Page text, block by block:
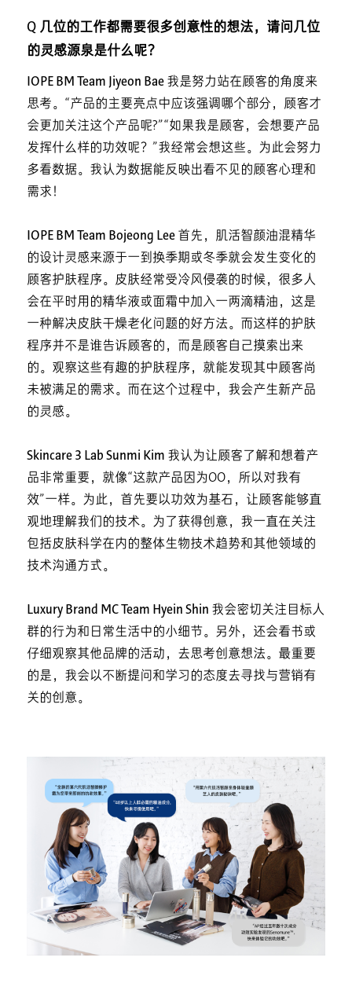
Q 几位的工作都需要很多创意性的想法，请问几位
的灵感源泉是什么呢？
IOPE BM Team Jiyeon Bae我是努力站在顾客的角度来
思考。“产品的主要亮点中应该强调哪个部分，顾客才
会更加关注这个产品呢?”“如果我是顾客，会想要产品
发挥什么样的功效呢？”我经常会想这些。为此会努力
多看数据。我认为数据能反映出看不见的顾客心理和
需求！
IOPE BM Team Bojeong Lee首先，肌活智颜油混精华
的设计灵感来源于一到换季期或冬季就会发生变化的
顾客护肤程序。皮肤经常受冷风侵袭的时候，很多人
会在平时用的精华液或面霜中加入一两滴精油，这是
一种解决皮肤干燥老化问题的好方法。而这样的护肤
程序并不是谁告诉顾客的，而是顾客自己摸索出来
的。观察这些有趣的护肤程序，就能发现其中顾客尚
未被满足的需求。而在这个过程中，我会产生新产品
的灵感。
Skincare 3 Lab Sunmi Kim 我认为让顾客了解和想着产
品非常重要，就像“这款产品因为OO，所以对我有
效”一样。为此，首先要以功效为基石，让顾客能够直
观地理解我们的技术。为了获得创意，我一直在关注
包括皮肤科学在内的整体生物技术趋势和其他领域的
技术沟通方式。
Luxury Brand MC Team Hyein Shin 我会密切关注目标人
群的行为和日常生活中的小细节。另外，还会看书或
仔细观察其他品牌的活动，去思考创意想法。最重要
的是，我会以不断提问和学习的态度去寻找与营销有
关的创意。